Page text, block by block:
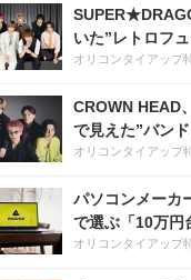
いた”レトロフ
オリコンタイアップ
CROWN HEAD
で見えた”バン
オリコンタイアップ
パソコンメーカ
で選ぶ「10万円
オリコンタイアップ